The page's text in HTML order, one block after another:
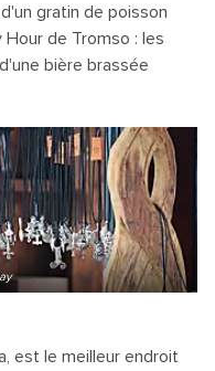
gratin de poisson
de Tromso : les
bière brassée
est le meilleur endroit